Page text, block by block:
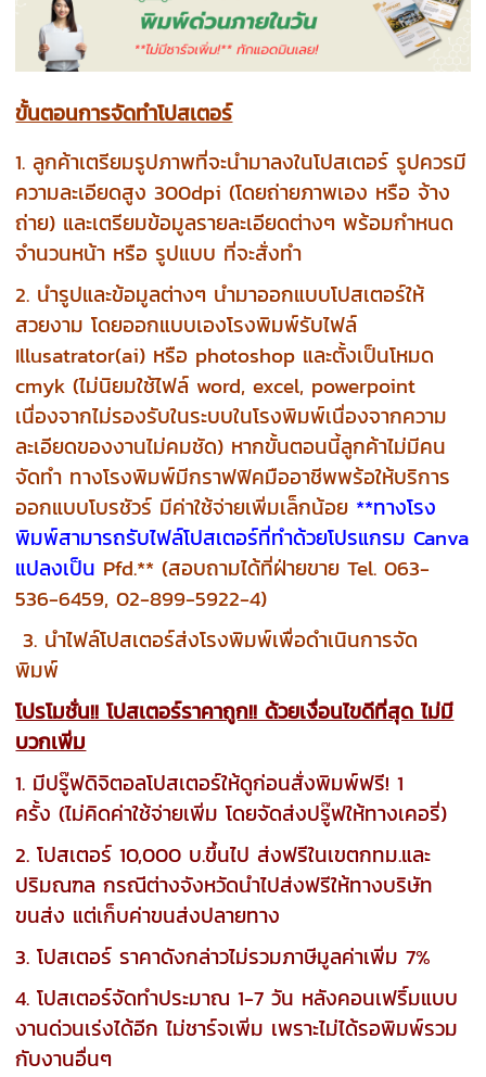
ขั้นตอนการจัดทำโปสเตอร์
1. ลูกค้าเตรียมรูปภาพที่จะนำมาลงในโปสเตอร์ รูปควรมี
ความละเอียดสูง 300dpi (โดยถ่ายภาพเอง หรือ จ้าง
ถ่าย) และเตรียมข้อมูลรายละเอียดต่างๆ พร้อมกำหนด
จำนวนหน้า หรือ รูปแบบ ที่จะสั่งทำ
2. นำรูปและข้อมูลต่างๆ นำมาออกแบบโปสเตอร์ให้
สวยงาม โดยออกแบบเองโรงพิมพ์รับไฟล์
Illusatrator(ai) หรือ photoshop และตั้งเป็นโหมด
cmyk (ไม่นิยมใช้ไฟล์ word, excel, powerpoint
เนื่องจากไม่รองรับในระบบในโรงพิมพ์เนื่องจากความ
ละเอียดของงานไม่คมชัด) หากขั้นตอนนี้ลูกค้าไม่มีคน
จัดทำ ทางโรงพิมพ์มีกราฟฟิคมืออาชีพพร้อให้บริการ
ออกแบบโบรชัวร์ มีค่าใช้จ่ายเพิ่มเล็กน้อย **ทางโรง
พิมพ์สามารถรับไฟล์โปสเตอร์ที่ทำด้วยโปรแกรม Canva
แปลงเป็น Pfd.** (สอบถามได้ที่ฝ่ายขาย Tel. 063-
536-6459, 02-899-5922-4)
3. นำไฟล์โปสเตอร์ส่งโรงพิมพ์เพื่อดำเนินการจัด
พิมพ์
โปรโมชั่น!! โปสเตอร์ราคาถูก!! ด้วยเงื่อนไขดีที่สุด ไม่มี
บวกเพิ่ม
1. มีปรู๊ฟดิจิตอลโปสเตอร์ให้ดูก่อนสั่งพิมพ์ฟรี! 1
ครั้ง (ไม่คิดค่าใช้จ่ายเพิ่ม โดยจัดส่งปรู๊ฟให้ทางเคอรี่)
2. โปสเตอร์ 10,000 บ.ขึ้นไป ส่งฟรีในเขตกทม.และ
ปริมณฑล กรณีต่างจังหวัดนำไปส่งฟรีให้ทางบริษัท
ขนส่ง แต่เก็บค่าขนส่งปลายทาง
3. โปสเตอร์ ราคาดังกล่าวไม่รวมภาษีมูลค่าเพิ่ม 7%
4. โปสเตอร์จัดทำประมาณ 1-7 วัน หลังคอนเฟริ์มแบบ
งานด่วนเร่งได้อีก ไม่ชาร์จเพิ่ม เพราะไม่ได้รอพิมพ์รวม
กับงานอื่นๆ